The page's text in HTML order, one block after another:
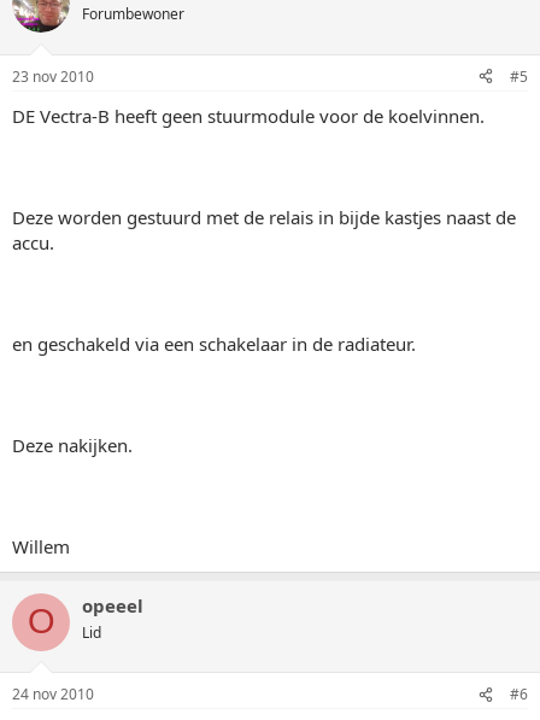
Forumbewoner
23 nov 2010 #5
DE Vectra-B heeft geen stuurmodule voor de koelvinnen.
Deze worden gestuurd met de relais in bijde kastjes naast de
accu.
en geschakeld via een schakelaar in de radiateur.
Deze nakijken.
Willem
O opeeel
Lid
24 nov 2010 #6